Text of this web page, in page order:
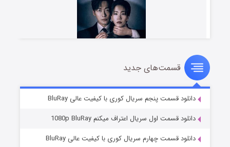
قسمت۸ (زیرنویس) منتشر شد
قسمت‌های جدید
دانلود قسمت پنجم سریال کوری با کیفیت عالی BluRay
دانلود قسمت اول سریال اعتراف میکنم 1080p BluRay
دانلود قسمت چهارم سریال کوری با کیفیت عالی BluRay